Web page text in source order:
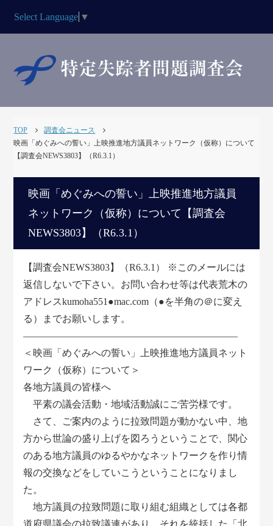
Select Language ▼
TOP
調査会ニュース
映画「めぐみへの誓い」上映推進地方議員ネットワーク（仮称）について
【調査会NEWS3803】（R6.3.1）
映画「めぐみへの誓い」上映推進地方議員
ネットワーク（仮称）について【調査会
NEWS3803】（R6.3.1）
【調査会NEWS3803】（R6.3.1） ※このメールには
返信しないで下さい。お問い合わせ等は代表荒木の
アドレスkumoha551●mac.com（●を半角の＠に変え
る）までお願いします。
――――――――――――――――――――――
＜映画「めぐみへの誓い」上映推進地方議員ネット
ワーク（仮称）について＞
各地方議員の皆様へ
平素の議会活動・地域活動誠にご苦労様です。
さて、ご案内のように拉致問題が動かない中、地
方から世論の盛り上げを図ろうということで、関心
のある地方議員のゆるやかなネットワークを作り情
報の交換などをしていこうということになりまし
た。
地方議員の拉致問題に取り組む組織としては各都